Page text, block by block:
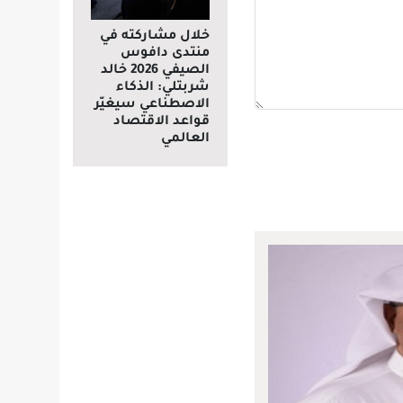
خلال مشاركته في
منتدى دافوس
الصيفي 2026 خالد
شربتلي: الذكاء
الاصطناعي سيغيّر
قواعد الاقتصاد
العالمي